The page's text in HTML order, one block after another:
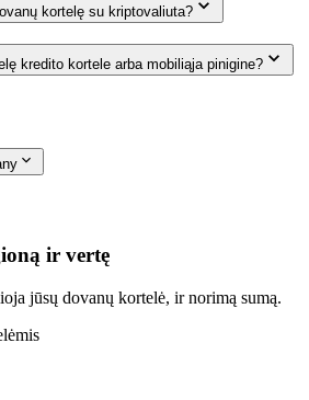
kortelę su kriptovaliuta?
kredito kortele arba mobiliąja pinigine?
ir vertę
jūsų dovanų kortelė, ir norimą sumą.